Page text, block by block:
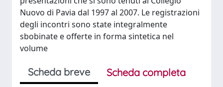
Nuovo di Pavia dal 1997 al 2007. Le registrazioni
degli incontri sono state integralmente
sbobinate e offerte in forma sintetica nel
volume
Scheda breve
Scheda completa